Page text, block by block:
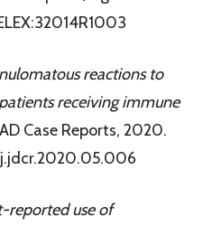
reactions to
receiving immune
Case Reports, 2020.
reported use of